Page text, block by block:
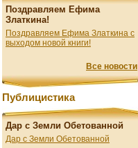
Поздравляем Ефима
Златкина!
Поздравляем Ефима Златкина с
выходом новой книги!
Все новости
Публицистика
Дар с Земли Обетованной
Дар с Земли Обетованной